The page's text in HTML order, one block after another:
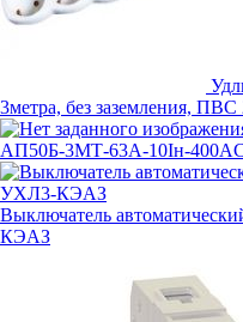
3метра, без заземления,
АП50Б-3МТ-63А-10Iн-
Выключатель
КЭАЗ